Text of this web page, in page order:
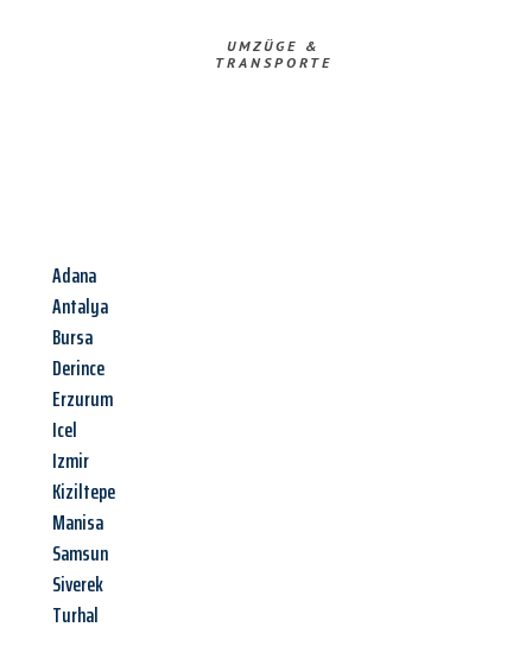
UMZÜGE &
TRANSPORTE
Adana
Antalya
Bursa
Derince
Erzurum
Icel
Izmir
Kiziltepe
Manisa
Samsun
Siverek
Turhal